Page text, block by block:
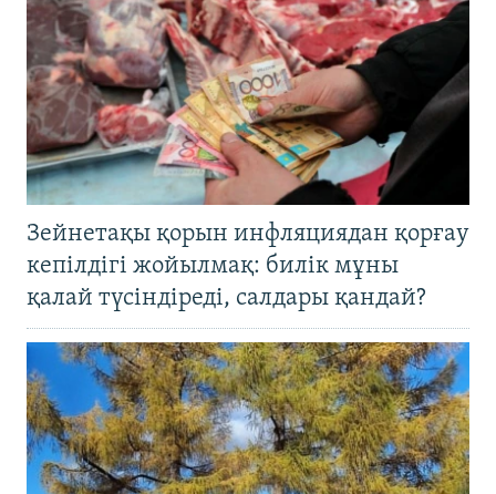
Зейнетақы қорын инфляциядан қорғау
кепілдігі жойылмақ: билік мұны
қалай түсіндіреді, салдары қандай?